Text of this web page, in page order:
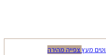
צפייה מהירה